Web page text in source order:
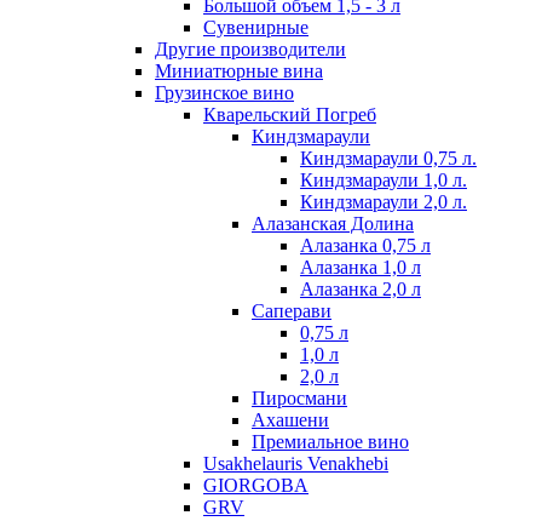
Большой объем 1,5 - 3 л
Сувенирные
Другие производители
Миниатюрные вина
Грузинское вино
Кварельский Погреб
Киндзмараули
Киндзмараули 0,75 л.
Киндзмараули 1,0 л.
Киндзмараули 2,0 л.
Алазанская Долина
Алазанка 0,75 л
Алазанка 1,0 л
Алазанка 2,0 л
Саперави
0,75 л
1,0 л
2,0 л
Пиросмани
Ахашени
Премиальное вино
Usakhelauris Venakhebi
GIORGOBA
GRV